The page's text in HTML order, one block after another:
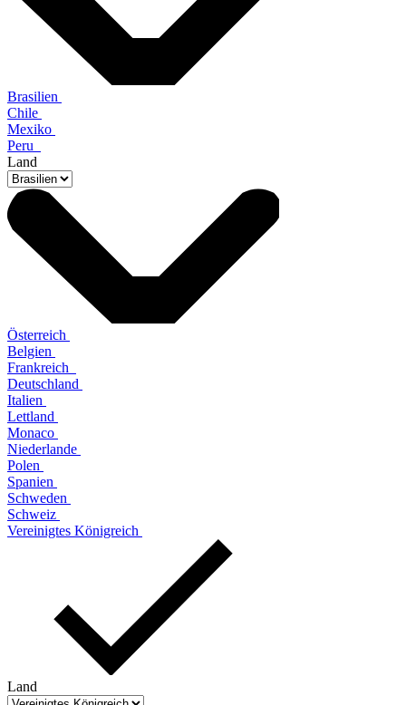
Brasilien
Chile
Mexiko
Peru
Land
Österreich
Belgien
Frankreich
Deutschland
Italien
Lettland
Monaco
Niederlande
Polen
Spanien
Schweden
Schweiz
Vereinigtes Königreich
Land